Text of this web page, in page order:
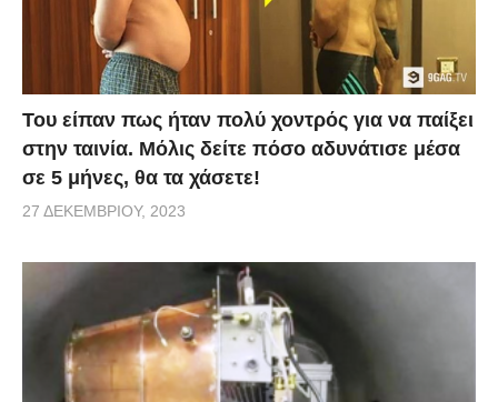
το εντυπωσιακό αποτέλεσμα της φωτογραφίας, αλλά
και του βίντεο που ακολουθεί και δείχνει τον τρόπο
που αντιδρά ο… κόσμος του σπίρτου όταν ανάμεσά
του βρεθεί ένα σπίρτο αναμμένο!
Του είπαν πως ήταν πολύ χοντρός για να παίξει
στην ταινία. Μόλις δείτε πόσο αδυνάτισε μέσα
σε 5 μήνες, θα τα χάσετε!
27 ΔΕΚΕΜΒΡΊΟΥ, 2023